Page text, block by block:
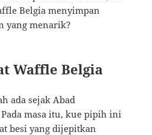
Belgia menyimpan
yang menarik?
Waffle Belgia
ada sejak Abad
masa itu, kue pipih ini
besi yang dijepitkan